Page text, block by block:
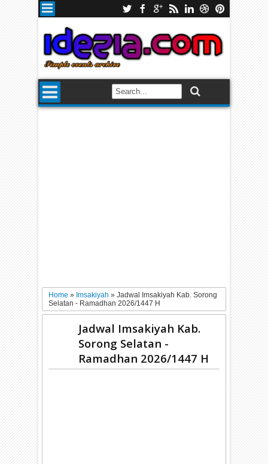
Home» Imsakiyah»Jadwal Imsakiyah Kab. Sorong
Selatan - Ramadhan 2026/1447 H
Jadwal Imsakiyah Kab.
Sorong Selatan -
Ramadhan 2026/1447 H